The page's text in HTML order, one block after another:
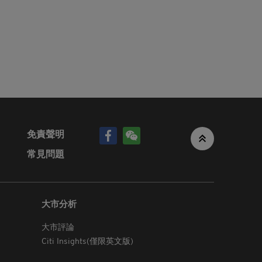
承擔任
或電子
香港網
自閣
網站
人資
免責聲明
常見問題
大市分析
大市評論
Citi Insights(僅限英文版)